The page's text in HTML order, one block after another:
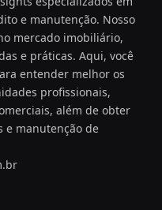
e manutenção. Nosso
mercado imobiliário,
e práticas. Aqui, você
entender melhor os
profissionais,
além de obter
e manutenção de